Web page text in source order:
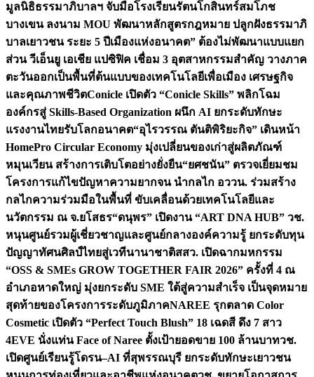
มูลนิธิธรรมาภิบาลฯ จับมือโรงเรียนรัตนโกสินทร์สมโภช
บางเขน ลงนาม MOU พัฒนาหลักสูตรกฎหมาย ปลูกฝังธรรมาภิ
บาลเยาวชน ระยะ 5 ปีเมืองแห่งอนาคต” ต้องไม่พัฒนาแบบแยก
ส่วน วีเอ็นยู เอเชีย แปซิฟิค เชื่อม 3 อุตสาหกรรมสำคัญ วางภาค
ตะวันออกเป็นพื้นที่ต้นแบบของเทคโนโลยีเพื่อเมือง เศรษฐกิจ
และคุณภาพชีวิตConicle เปิดตัว “Conicle Skills” พลิกโฉม
องค์กรสู่ Skills-Based Organization ผนึก AI ยกระดับทักษะ
แรงงานไทยรับโลกอนาคต“อุไรวรรณ ตันติพิริยะกิจ” เดินหน้า
HomePro Circular Economy มุ่งเปลี่ยนของเก่าสู่ผลิตภัณฑ์
หมุนเวียน สร้างการเติบโตอย่างยั่งยืน“ยศชนัน” ตรวจเยี่ยมชม
โครงการแก้ไขปัญหาความยากจน นำกลไก อววน. ร่วมสร้าง
กลไกความร่วมมือในพื้นที่ ขับเคลื่อนด้วยเทคโนโลยีและ
นวัตกรรม ณ จ.ยโสธร“ดนุพร” เปิดงาน “ART DNA HUB” วช.
หนุนศูนย์รวมผู้เชี่ยวชาญและศูนย์กลางองค์ความรู้ ยกระดับทุน
ปัญญาทัศนศิลป์ไทยสู่เวทีนานาชาติสสว. เปิดฉากมหกรรม
“OSS & SMEs GROW TOGETHER FAIR 2026” ครั้งที่ 4 ณ
อำเภอหาดใหญ่ มุ่งยกระดับ SME ใต้สู่ความสำเร็จ เป็นจุดหมาย
สุดท้ายของโครงการระดับภูมิภาคNAREE รุกตลาด Color
Cosmetic เปิดตัว “Perfect Touch Blush” 18 เฉดสี ดึง 7 สาว
4EVE นั่งแท่น Face of Naree ตั้งเป้ายอดขาย 100 ล้านบาทวช.
เปิดศูนย์เรียนรู้โดรน–AI ที่สุพรรณบุรี ยกระดับทักษะเยาวชน